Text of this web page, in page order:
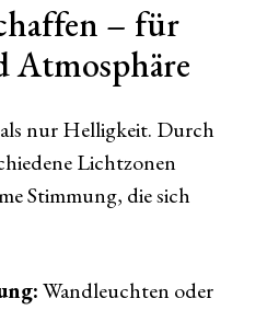
– für
nur Helligkeit. Durch
Lichtzonen
Stimmung, die sich
Wandleuchten oder